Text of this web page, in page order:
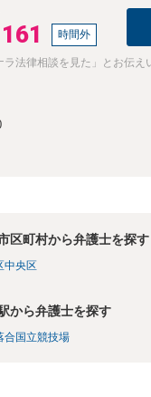
時間外
法律相談を見た」とお伝え
区町村から弁護士を探す
中央区
から弁護士を探す
合国立競技場